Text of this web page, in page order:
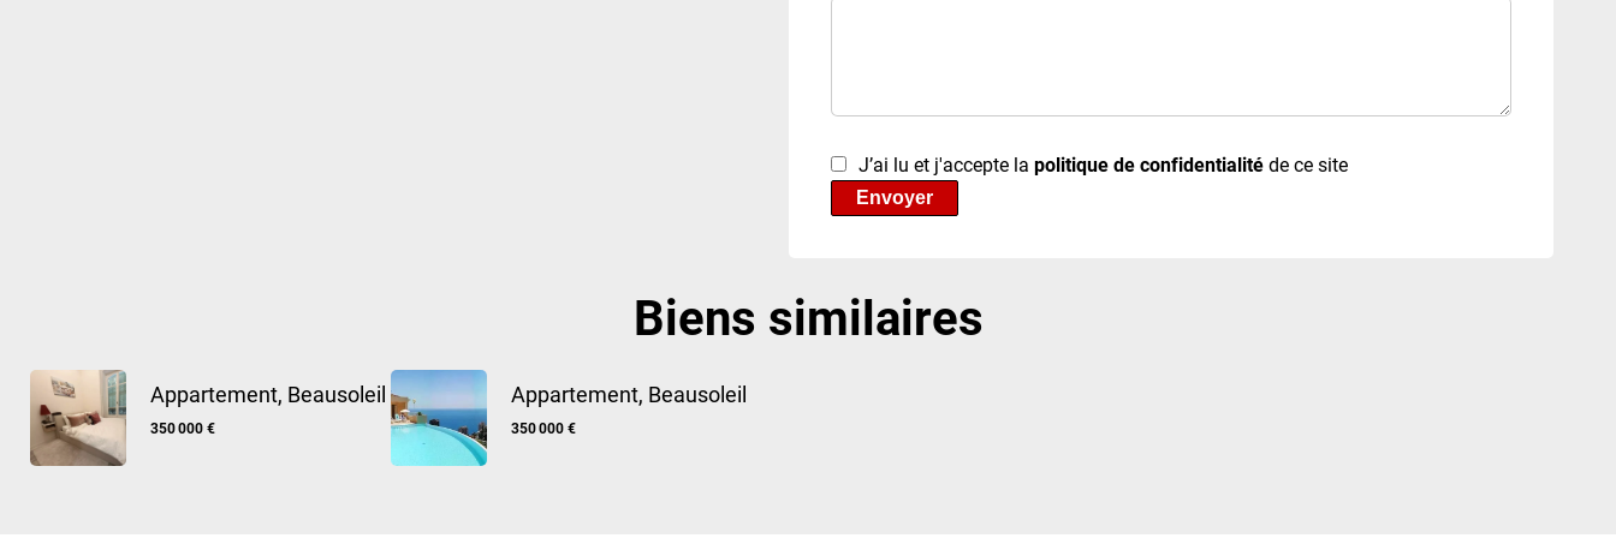
J’ai lu et j'accepte la politique de confidentialitéde ce site
Envoyer
Biens similaires
Appartement, Beausoleil
350 000 €
Appartement, Beausoleil
350 000 €